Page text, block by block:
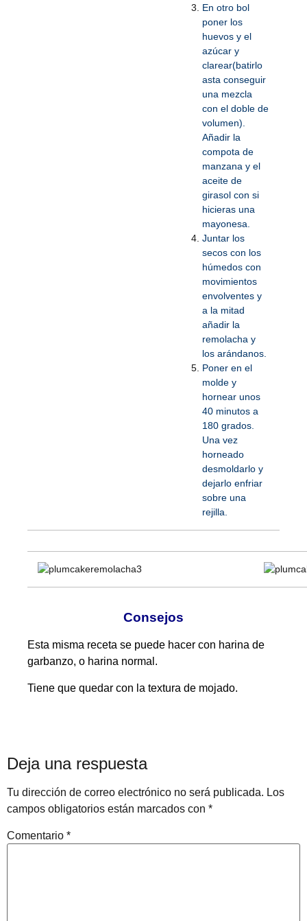
En otro bol
poner los
huevos y el
azúcar y
clarear(batirlo
asta conseguir
una mezcla
con el doble de
volumen).
Añadir la
compota de
manzana y el
aceite de
girasol con si
hicieras una
mayonesa.
Juntar los
secos con los
húmedos con
movimientos
envolventes y
a la mitad
añadir la
remolacha y
los arándanos.
Poner en el
molde y
hornear unos
40 minutos a
180 grados.
Una vez
horneado
desmoldarlo y
dejarlo enfriar
sobre una
rejilla.
Consejos
Esta misma receta se puede hacer con harina de
garbanzo, o harina normal.
Tiene que quedar con la textura de mojado.
Deja una respuesta
Tu dirección de correo electrónico no será publicada. Los
campos obligatorios están marcados con *
Comentario *